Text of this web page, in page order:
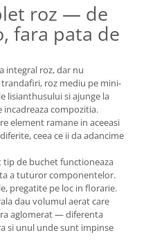
roz — de
fara pata de
integral roz, dar nu
roz mediu pe mini-
lisianthusului si ajunge la
incadreaza compozitia.
element ramane in aceeasi
ceea ce ii da adancime
tip de buchet functioneaza
a tuturor componentelor.
pregatite pe loc in florarie.
dau volumul aerat care
aglomerat — diferenta
si unul unde sunt impinse